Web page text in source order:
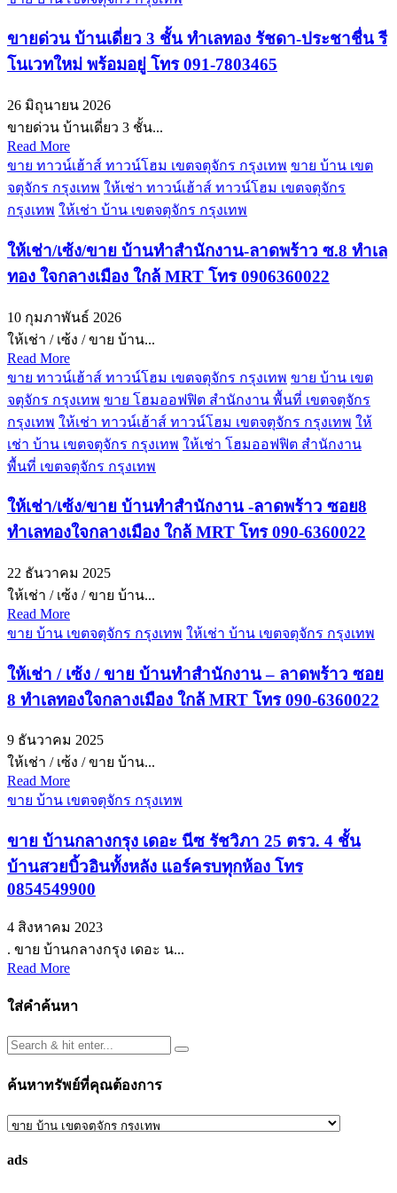
ขายด่วน บ้านเดี่ยว 3 ชั้น ทำเลทอง รัชดา-ประชาชื่น รี
โนเวทใหม่ พร้อมอยู่ โทร 091-7803465
26 มิถุนายน 2026
ขายด่วน บ้านเดี่ยว 3 ชั้น...
Read More
ขาย ทาวน์เฮ้าส์ ทาวน์โฮม เขตจตุจักร กรุงเทพ ขาย บ้าน เขต
จตุจักร กรุงเทพ ให้เช่า ทาวน์เฮ้าส์ ทาวน์โฮม เขตจตุจักร
กรุงเทพ ให้เช่า บ้าน เขตจตุจักร กรุงเทพ
ให้เช่า/เซ้ง/ขาย บ้านทำสำนักงาน-ลาดพร้าว ซ.8 ทำเล
ทอง ใจกลางเมือง ใกล้ MRT โทร 0906360022
10 กุมภาพันธ์ 2026
ให้เช่า / เซ้ง / ขาย บ้าน...
Read More
ขาย ทาวน์เฮ้าส์ ทาวน์โฮม เขตจตุจักร กรุงเทพ ขาย บ้าน เขต
จตุจักร กรุงเทพ ขาย โฮมออฟฟิต สำนักงาน พื้นที่ เขตจตุจักร
กรุงเทพ ให้เช่า ทาวน์เฮ้าส์ ทาวน์โฮม เขตจตุจักร กรุงเทพ ให้
เช่า บ้าน เขตจตุจักร กรุงเทพ ให้เช่า โฮมออฟฟิต สำนักงาน
พื้นที่ เขตจตุจักร กรุงเทพ
ให้เช่า/เซ้ง/ขาย บ้านทำสำนักงาน -ลาดพร้าว ซอย8
ทำเลทองใจกลางเมือง ใกล้ MRT โทร 090-6360022
22 ธันวาคม 2025
ให้เช่า / เซ้ง / ขาย บ้าน...
Read More
ขาย บ้าน เขตจตุจักร กรุงเทพ ให้เช่า บ้าน เขตจตุจักร กรุงเทพ
ให้เช่า / เซ้ง / ขาย บ้านทำสำนักงาน – ลาดพร้าว ซอย
8 ทำเลทองใจกลางเมือง ใกล้ MRT โทร 090-6360022
9 ธันวาคม 2025
ให้เช่า / เซ้ง / ขาย บ้าน...
Read More
ขาย บ้าน เขตจตุจักร กรุงเทพ
ขาย บ้านกลางกรุง เดอะ นีซ รัชวิภา 25 ตรว. 4 ชั้น
บ้านสวยบิ้วอินทั้งหลัง แอร์ครบทุกห้อง โทร
0854549900
4 สิงหาคม 2023
. ขาย บ้านกลางกรุง เดอะ น...
Read More
ใส่คำค้นหา
ค้นหาทรัพย์ที่คุณต้องการ
ค้นหา
ที่
ads